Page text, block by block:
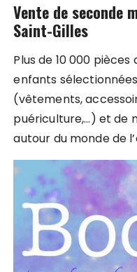
Vente de seconde
Saint-Gilles
Plus de 10 000
enfants
(vêtements,
puériculture,…) et de
autour du monde de